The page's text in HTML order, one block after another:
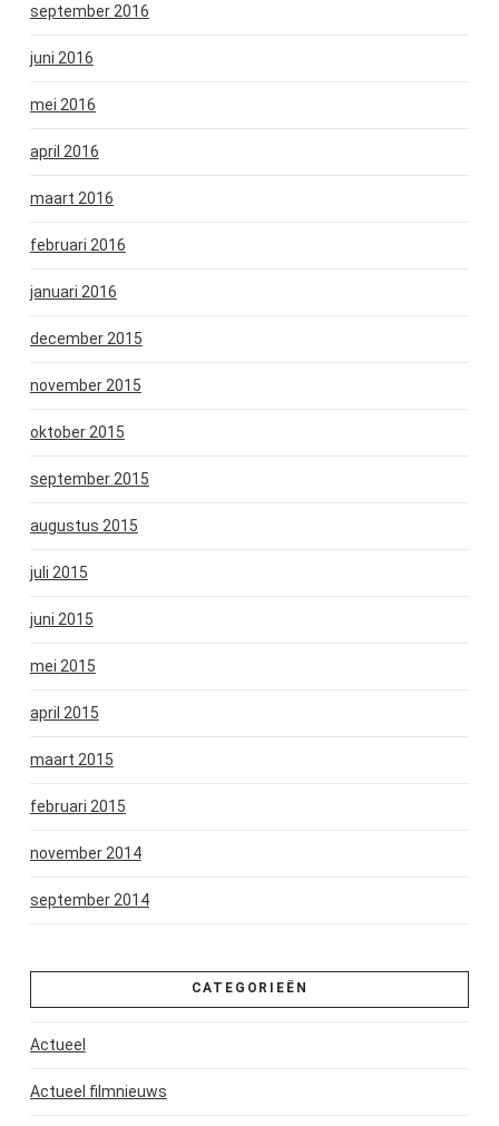
september 2016
juni 2016
mei 2016
april 2016
maart 2016
februari 2016
januari 2016
december 2015
november 2015
oktober 2015
september 2015
augustus 2015
juli 2015
juni 2015
mei 2015
april 2015
maart 2015
februari 2015
november 2014
september 2014
CATEGORIEËN
Actueel
Actueel filmnieuws